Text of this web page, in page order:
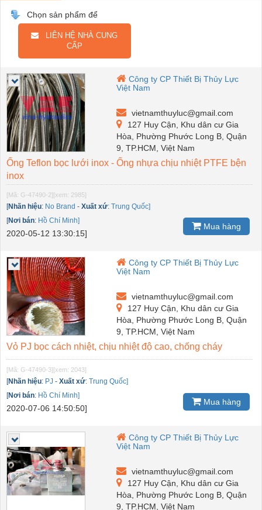
Chọn sản phẩm để
LIÊN HỆ NHÀ CUNG
CẤP
Công ty CP Thiết Bị Thủy Lực
Việt Nam
vietnamthuyluc@gmail.com
127 Huy Cận, Khu dân cư Gia
Hòa, Phường Phước Long B, Quận
9, TP.HCM, Việt Nam
Ống Teflon bọc lưới inox - Ống nhựa chịu nhiệt PTFE bện
inox
[Mã: G-47490-2][xem: 2985]
[Nhãn hiệu: No Brand - Xuất xứ: Trung Quốc]
[Nơi bán: Hồ Chí Minh]
2020-05-12 13:30:15]
Mua hàng
Công ty CP Thiết Bị Thủy Lực
Việt Nam
vietnamthuyluc@gmail.com
127 Huy Cận, Khu dân cư Gia
Hòa, Phường Phước Long B, Quận
9, TP.HCM, Việt Nam
Vỏ PJ bọc cách nhiệt, chịu nhiệt độ cao, chống cháy
[Mã: G-47490-3][xem: 2043]
[Nhãn hiệu: PJ - Xuất xứ: Trung Quốc]
[Nơi bán: Hồ Chí Minh]
2020-07-06 14:50:50]
Mua hàng
Công ty CP Thiết Bị Thủy Lực
Việt Nam
vietnamthuyluc@gmail.com
127 Huy Cận, Khu dân cư Gia
Hòa, Phường Phước Long B, Quận
9, TP.HCM, Việt Nam